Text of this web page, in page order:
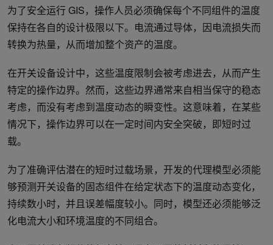
为了安全运行 GIS，操作人员必须确保每个不同组件的温度
保持在各自的设计极限以下。电流通过导体，因电流损失而
转换为热量，从而增加整个资产的温度。
在开关设备设计中，这些温度限制会被考虑进去，从而产生
特定的操作边界。然而，这些边界通常来自相当保守的稳态
考虑，而没有考虑到温度动态的瞬变性。这意味着，在某些
情况下，操作边界可以在一定时间内安全突破，即短时过
载。
为了准确评估潜在的短时过载场景，开发的代理模型必须能
够预测开关设备的固态组件在给定状态下的温度动态变化，
持续数小时，并且误差幅度较小。同时，模型还必须能够泛
化电流大小和环境温度的不同组合。